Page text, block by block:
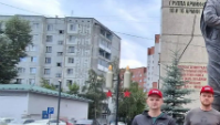
официально
выборах.